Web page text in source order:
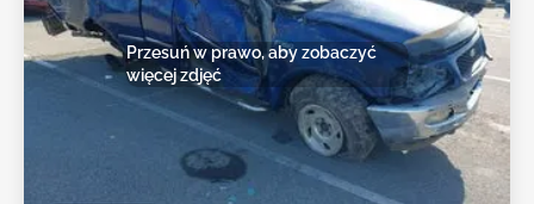
Przesuń w prawo, aby zobaczyć
więcej zdjęć